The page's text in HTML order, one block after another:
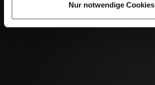
Nur notwendige Cookies